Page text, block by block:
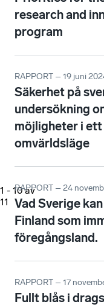
1 - 10 av
11
research and
program
RAPPORT – 19 juni
Säkerhet på
undersökning
möjligheter i
omvärldsläge
RAPPORT – 24
Vad Sverige
Finland som
föregångsland.
RAPPORT – 17
Fullt blås i